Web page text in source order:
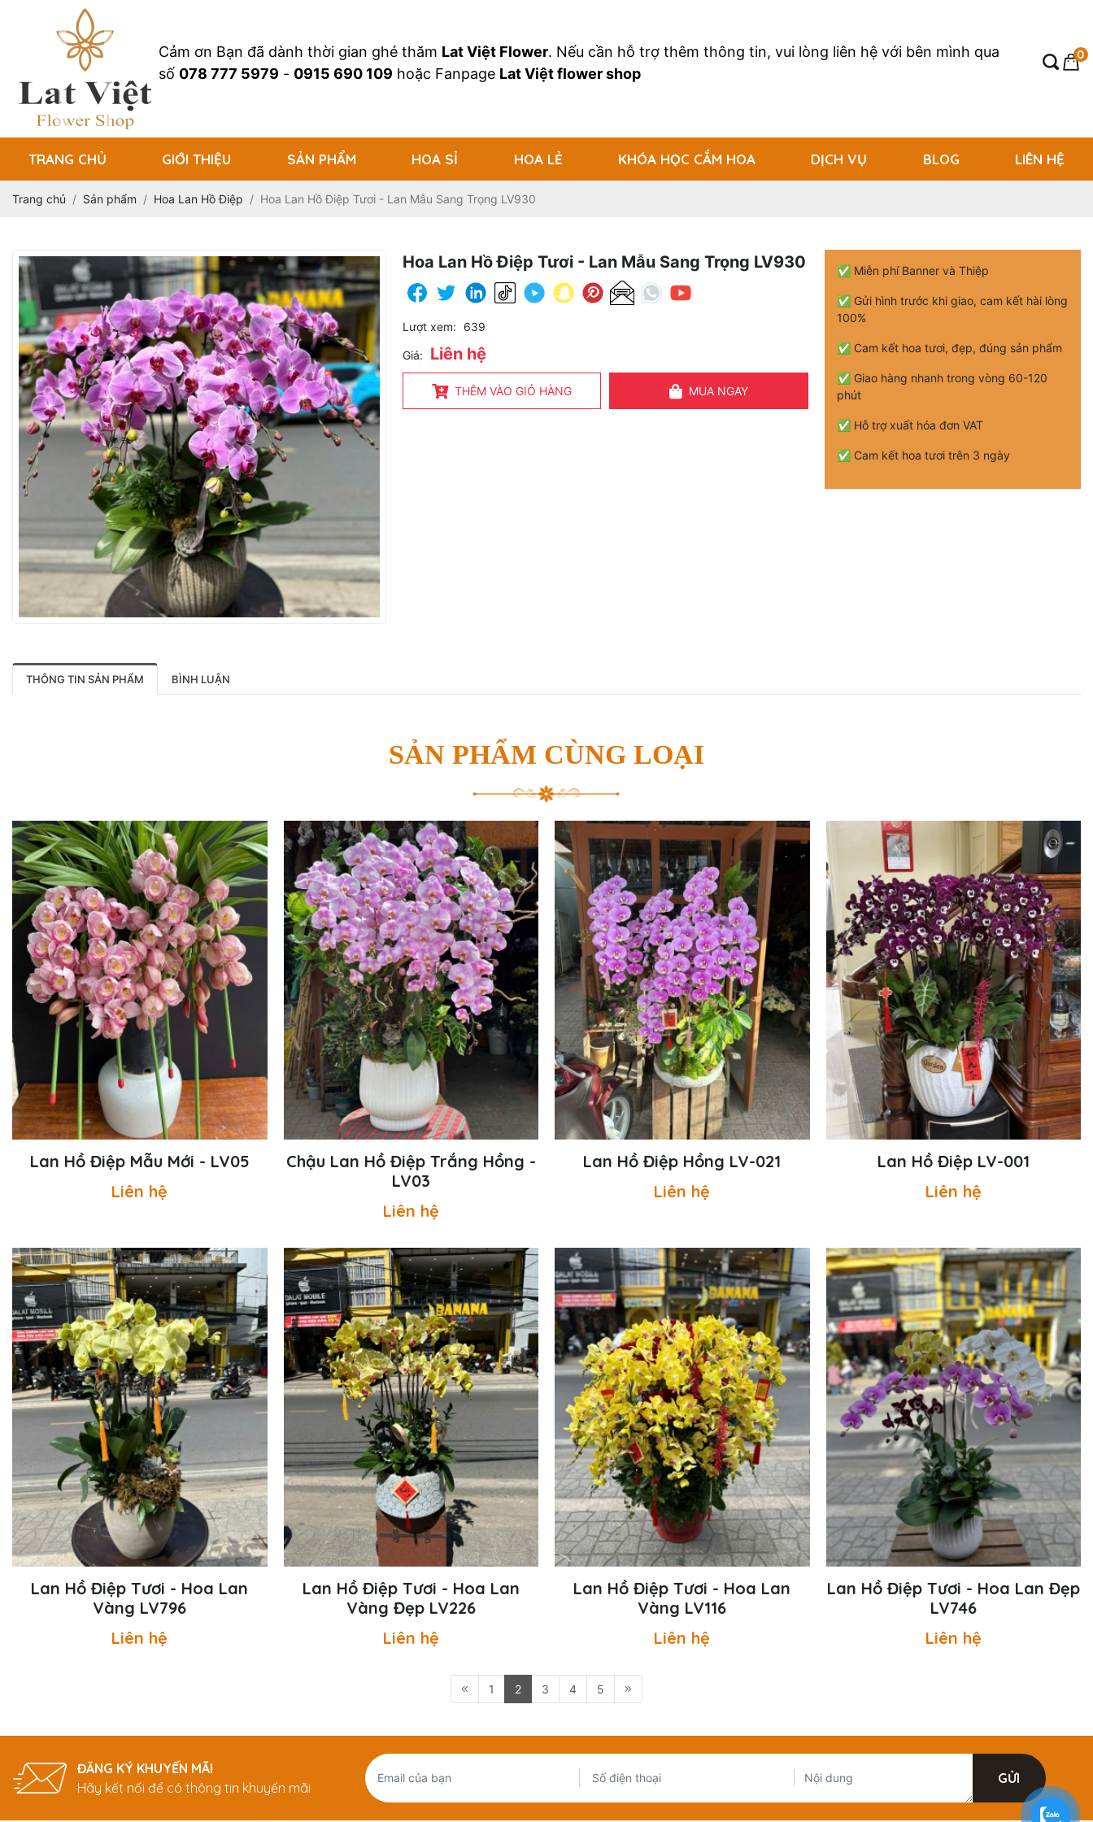
Cảm ơn Bạn đã dành thời gian ghé thăm Lat Việt Flower. Nếu cần hỗ trợ thêm thông tin, vui lòng liên hệ với bên mình qua
số 078 777 5979 - 0915 690 109 hoặc Fanpage Lat Việt flower shop
0
TRANG CHỦ GIỚI THIỆU SẢN PHẨM HOA SỈ HOA LẺ KHÓA HỌC CẮM HOA DỊCH VỤ BLOG LIÊN HỆ
Trang chủ Sản phẩm Hoa Lan Hồ Điệp Hoa Lan Hồ Điệp Tươi - Lan Mẫu Sang Trọng LV930
Hoa Lan Hồ Điệp Tươi - Lan Mẫu Sang Trọng LV930
Lượt xem: 639
Giá: Liên hệ
THÊM VÀO GIỎ HÀNG MUA NGAY
✅ Miễn phí Banner và Thiệp
✅ Gửi hình trước khi giao, cam kết hài lòng
100%
✅ Cam kết hoa tươi, đẹp, đúng sản phẩm
✅ Giao hàng nhanh trong vòng 60-120
phút
✅ Hỗ trợ xuất hóa đơn VAT
✅ Cam kết hoa tươi trên 3 ngày
THÔNG TIN SẢN PHẨM BÌNH LUẬN
SẢN PHẨM CÙNG LOẠI
Lan Hồ Điệp Mẫu Mới - LV05
Liên hệ
Chậu Lan Hồ Điệp Trắng Hồng -
LV03
Liên hệ
Lan Hồ Điệp Hồng LV-021
Liên hệ
Lan Hồ Điệp LV-001
Liên hệ
Lan Hồ Điệp Tươi - Hoa Lan
Vàng LV796
Liên hệ
Lan Hồ Điệp Tươi - Hoa Lan
Vàng Đẹp LV226
Liên hệ
Lan Hồ Điệp Tươi - Hoa Lan
Vàng LV116
Liên hệ
Lan Hồ Điệp Tươi - Hoa Lan Đẹp
LV746
Liên hệ
1 2 3 4 5
ĐĂNG KÝ KHUYẾN MÃI
Hãy kết nối để có thông tin khuyến mãi